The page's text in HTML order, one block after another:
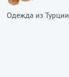
Одежда из Турции